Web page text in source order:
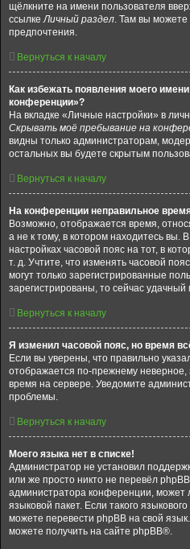
щёлкните на имени пользователя
ссылкеЛичный раздел. Там вы можете
предпочтения.
Вернуться к началу
Как избежать появления моего
конференции»?
На вкладке «Личные настройки» в
Скрывать моё пребывание на
видны только администраторам,
остальных вы будете скрытым
Вернуться к началу
На конференции неправильное
Возможно, отображается время,
а не к тому, в котором находитесь вы.
настройках часовой пояс на тот, в
т. д. Учтите, что изменять часовой
могут только зарегистрированные
зарегистрированы, то сейчас удачный
Вернуться к началу
Я изменил часовой пояс, но время
Если вы уверены, что правильно
отображается по-прежнему неверное,
время на сервере. Уведомите
проблемы.
Вернуться к началу
Моего языка нет в списке!
Администратор не установил
или же просто никто не перевёл
администратора конференции, может
языковой пакет. Если такого
можете перевести phpBB на свой
можете получить на сайте phpBB®.